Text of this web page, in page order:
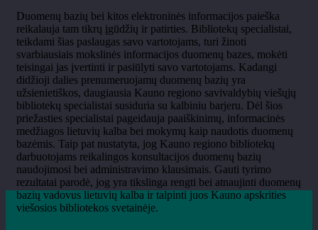
Duomenų bazių bei kitos elektroninės informacijos paieška
reikalauja tam tikrų įgūdžių ir patirties. Bibliotekų specialistai,
teikdami šias paslaugas savo vartotojams, turi žinoti
svarbiausiais mokslinės informacijos duomenų bazes, mokėti
teisingai jas įvertinti ir pasiūlyti savo vartotojams. Kadangi
didžioji dalies prenumeruojamų duomenų bazių yra
užsienietiškos, daugiausia Kauno regiono savivaldybių viešųjų
bibliotekų specialistai susiduria su kalbiniu barjeru. Dėl šios
priežasties specialistai pageidauja paaiškinimų, informacinės
medžiagos lietuvių kalba bei mokymų kaip naudotis duomenų
bazėmis. Taip pat nustatyta, jog Kauno regiono bibliotekų
darbuotojams reikalingos konsultacijos duomenų bazių
naudojimosi bei administravimo klausimais. Gauti tyrimo
rezultatai parodė, jog yra tikslinga rengti bei atnaujinti duomenų
bazių vadovus lietuvių kalba ir talpinti juos Kauno apskrities
viešosios bibliotekos svetainėje.